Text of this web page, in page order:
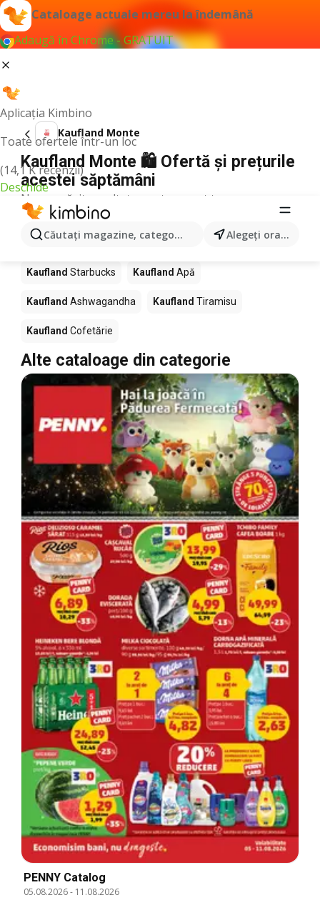
Cataloage actuale mereu la îndemână
Adaugă în Chrome - GRATUIT
Aplicația Kimbino
Toate ofertele într-un loc
(14,1 K recenzii)
Deschide
Căutaţi magazine, categorii, produse... Alegeţi oraşul
Kaufland Monte
Kaufland Monte 🛍️ Ofertă și prețurile
acestei săptămâni
Nu am găsit rezultate pentru acest termen.
Alte produse în magazine Kaufland
Kaufland Pizza Kaufland Mango KauflandLEGO
Kaufland Starbucks Kaufland Apă
Kaufland Ashwagandha Kaufland Tiramisu
Kaufland Cofetărie
Alte cataloage din categorie
PENNY Catalog
05.08.2026- 11.08.2026